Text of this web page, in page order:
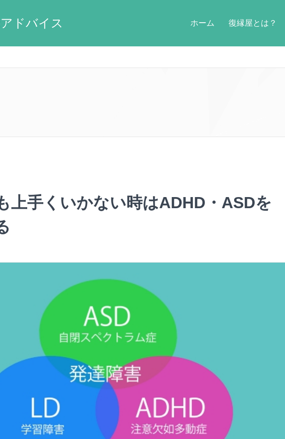
ドバイス ホーム 復縁屋とは？
上手くいかない時はADHD・ASDを